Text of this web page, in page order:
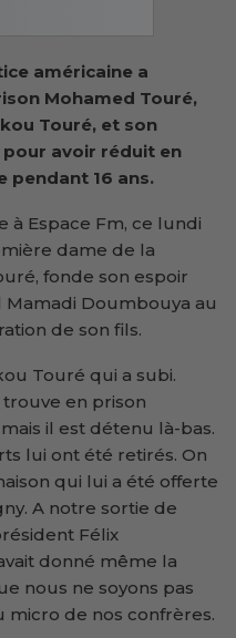
américaine a
Mohamed Touré,
Touré, et son
pour avoir réduit en
pendant 16 ans.
à Espace Fm, ce lundi
dame de la
fonde son espoir
Doumbouya au
de son fils.
Touré qui a subi.
en prison
mais il est détenu là-bas.
lui ont été retirés. On
qui lui a été offerte
A notre sortie de
Félix
donné même la
nous ne soyons pas
micro de nos confrères.